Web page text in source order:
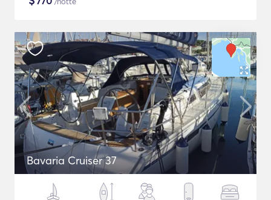
Bavaria Cruiser 37